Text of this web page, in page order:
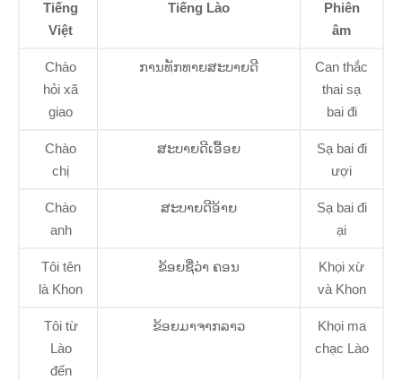
Tiếng
Việt
Tiếng Lào
Phiên
âm
Chào
hỏi xã
giao
ການທັກທາຍສະບາຍດີ
Can thắc
thai sạ
bai đi
Chào
chị
ສະບາຍດີເອື້ອຍ
Sạ bai đi
ượi
Chào
anh
ສະບາຍດີອ້າຍ
Sạ bai đi
ại
Tôi tên
là Khon
ຂ້ອຍຊື່ວ່າ ຄອນ
Khọi xừ
và Khon
Tôi từ
Lào
đến
ຂ້ອຍມາຈາກລາວ
Khọi ma
chạc Lào